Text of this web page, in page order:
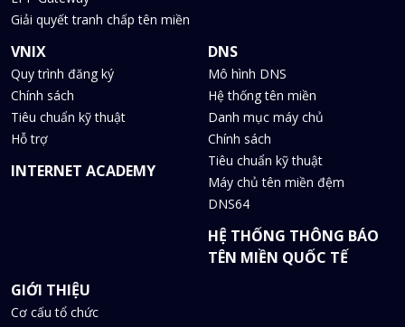
Giải quyết tranh chấp tên miền
VNIX
Quy trình đăng ký
Chính sách
Tiêu chuẩn kỹ thuật
Hỗ trợ
INTERNET ACADEMY
DNS
Mô hình DNS
Hệ thống tên miền
Danh mục máy chủ
Chính sách
Tiêu chuẩn kỹ thuật
Máy chủ tên miền đệm
DNS64
HỆ THỐNG THÔNG BÁO
TÊN MIỀN QUỐC TẾ
GIỚI THIỆU
Cơ cấu tổ chức